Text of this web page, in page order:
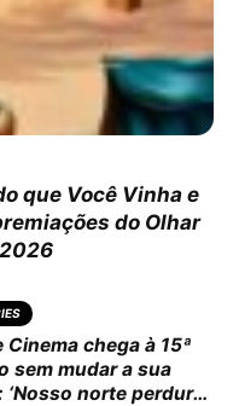
que Você Vinha e
do Olhar
Cinema chega à 15ª
sem mudar a sua
‘Nosso norte perdura